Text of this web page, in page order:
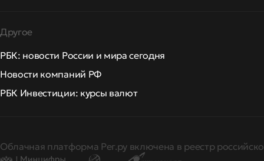
Другое
РБК: новости России и мира сегодня
Новости компаний РФ
РБК Инвестиции: курсы валют
Облачная платформа Рег.ру включена в реестр